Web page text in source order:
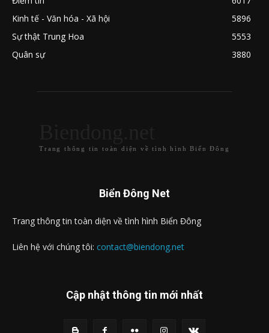
Kinh tế - Văn hóa - Xã hội
5896
Sự thật Trung Hoa
5553
Quân sự
3880
Trang thông tin toàn diện về tình hình Biển Đông
Biển Đông Net
Trang thông tin toàn diện về tình hình Biển Đông
Liên hệ với chúng tôi: contact@biendong.net
Cập nhật thông tin mới nhất